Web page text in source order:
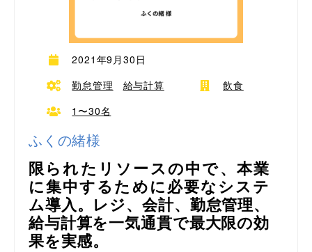
2021年9月30日
勤怠管理
給与計算
飲食
1〜30名
ふくの緒様
限られたリソースの中で、本業
に集中するために必要なシステ
ム導入。レジ、会計、勤怠管理、
給与計算を一気通貫で最大限の効
果を実感。